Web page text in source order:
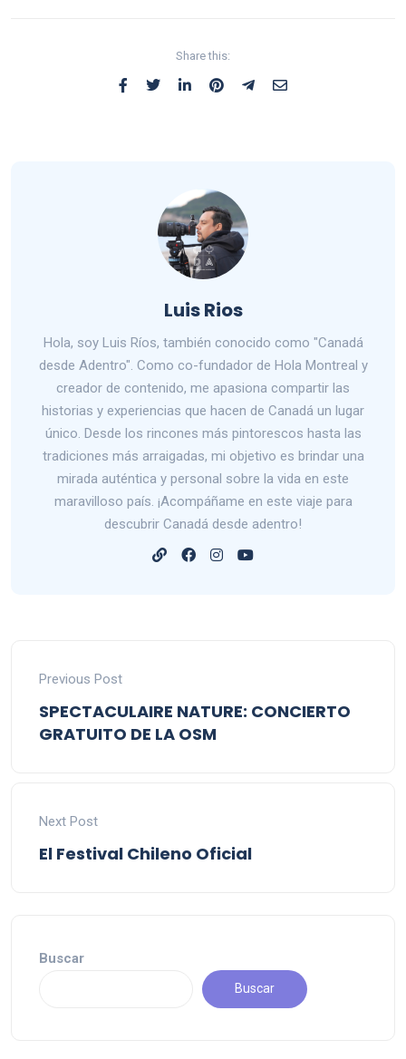
Share this:
Luis Rios
Hola, soy Luis Ríos, también conocido como "Canadá
desde Adentro". Como co-fundador de Hola Montreal y
creador de contenido, me apasiona compartir las
historias y experiencias que hacen de Canadá un lugar
único. Desde los rincones más pintorescos hasta las
tradiciones más arraigadas, mi objetivo es brindar una
mirada auténtica y personal sobre la vida en este
maravilloso país. ¡Acompáñame en este viaje para
descubrir Canadá desde adentro!
Previous Post
SPECTACULAIRE NATURE: CONCIERTO
GRATUITO DE LA OSM
Next Post
El Festival Chileno Oficial
Buscar
Buscar